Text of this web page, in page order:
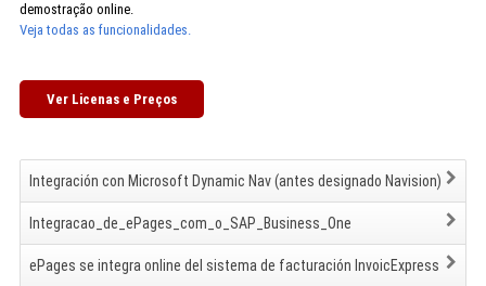
demostração online.
Veja todas as funcionalidades.
Ver Licenas e Preços
Integración con Microsoft Dynamic Nav (antes designado Navision)
Integracao_de_ePages_com_o_SAP_Business_One
ePages se integra online del sistema de facturación InvoicExpress